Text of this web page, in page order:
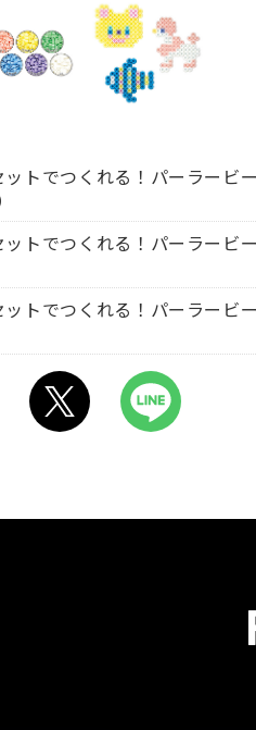
トでつくれる！パーラービ
トでつくれる！パーラービ
トでつくれる！パーラービ